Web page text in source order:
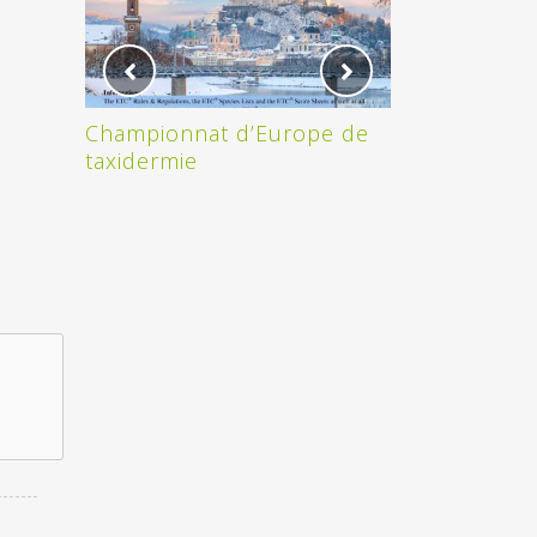
Championnat d’Europe de
taxidermie